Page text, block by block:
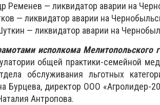
Ременев — ликвидатор аварии на
— ликвидатор аварии на
— ликвидатор аварии на
исполкома Мелитопольского
общей практики-семейной
обслуживания льготных
Бурцева, директор ООО «Агролидер-
Антропова.